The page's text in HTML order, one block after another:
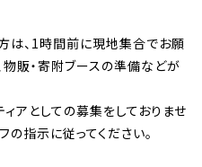
は、1時間前に現地集合でお願
物販・寄附ブースの準備などが
アとしての募集をしておりませ
指示に従ってください。